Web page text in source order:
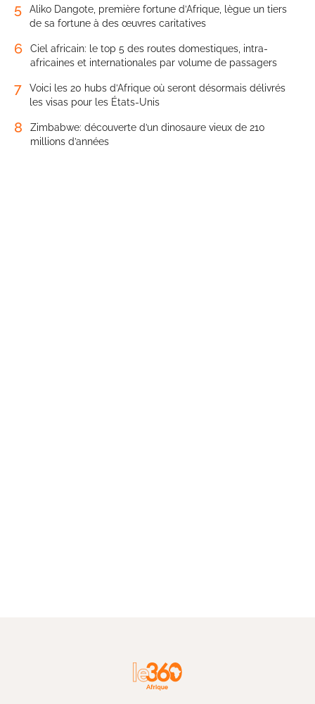
5
Aliko Dangote, première fortune d’Afrique, lègue un tiers
de sa fortune à des œuvres caritatives
6
Ciel africain: le top 5 des routes domestiques, intra-
africaines et internationales par volume de passagers
7
Voici les 20 hubs d’Afrique où seront désormais délivrés
les visas pour les États-Unis
8
Zimbabwe: découverte d’un dinosaure vieux de 210
millions d’années